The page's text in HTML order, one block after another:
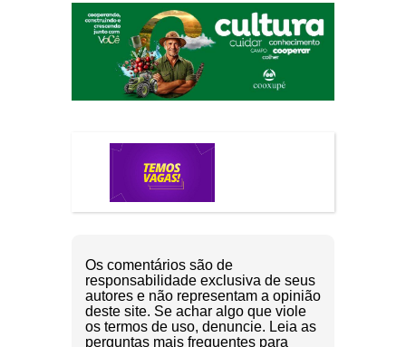
Os comentários são de
responsabilidade exclusiva de seus
autores e não representam a opinião
deste site. Se achar algo que viole
os termos de uso, denuncie. Leia as
perguntas mais frequentes para